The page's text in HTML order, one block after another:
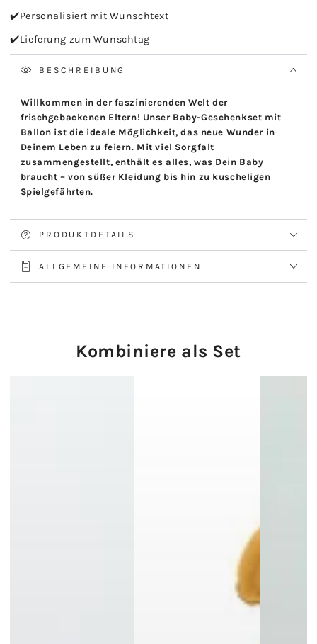
✔️Personalisiert mit Wunschtext
✔️Lieferung zum Wunschtag
BESCHREIBUNG
Willkommen in der faszinierenden Welt der
frischgebackenen Eltern! Unser Baby-Geschenkset mit
Ballon ist die ideale Möglichkeit, das neue Wunder in
Deinem Leben zu feiern. Mit viel Sorgfalt
zusammengestellt, enthält es alles, was Dein Baby
braucht – von süßer Kleidung bis hin zu kuscheligen
Spielgefährten.
PRODUKTDETAILS
ALLGEMEINE INFORMATIONEN
Kombiniere als Set